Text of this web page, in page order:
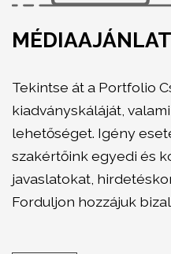
MÉDIAAJÁNLAT
Tekintse át a Portfolio
kiadványskáláját,
lehetőséget. Igény
szakértőink egyedi és
javaslatokat,
Forduljon hozzájuk